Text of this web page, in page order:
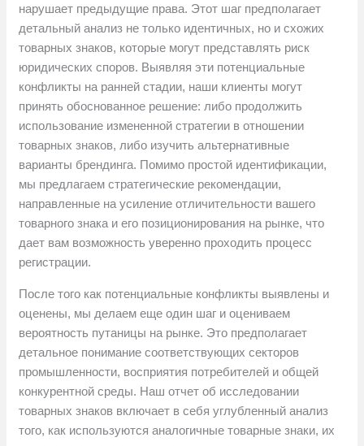
нарушает предыдущие права. Этот шаг предполагает
детальный анализ не только идентичных, но и схожих
товарных знаков, которые могут представлять риск
юридических споров. Выявляя эти потенциальные
конфликты на ранней стадии, наши клиенты могут
принять обоснованное решение: либо продолжить
использование измененной стратегии в отношении
товарных знаков, либо изучить альтернативные
варианты брендинга. Помимо простой идентификации,
мы предлагаем стратегические рекомендации,
направленные на усиление отличительности вашего
товарного знака и его позиционирования на рынке, что
дает вам возможность уверенно проходить процесс
регистрации.
После того как потенциальные конфликты выявлены и
оценены, мы делаем еще один шаг и оцениваем
вероятность путаницы на рынке. Это предполагает
детальное понимание соответствующих секторов
промышленности, восприятия потребителей и общей
конкурентной среды. Наш отчет об исследовании
товарных знаков включает в себя углубленный анализ
того, как используются аналогичные товарные знаки, их